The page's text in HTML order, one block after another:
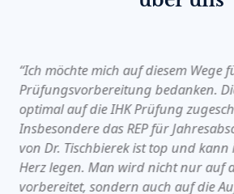
“Ich möchte mich auf diesem Wege
Prüfungsvorbereitung bedanken.
optimal auf die IHK Prüfung
Insbesondere das REP für
von Dr. Tischbierek ist top und
Herz legen. Man wird nicht nur auf
vorbereitet, sondern auch auf die